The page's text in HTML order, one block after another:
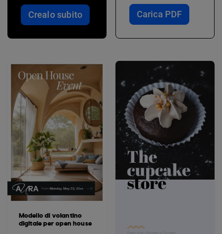
Crealo subito Carica PDF
Modello di volantino
digitale per open house